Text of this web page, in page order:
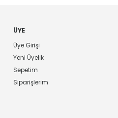
ÜYE
Üye Girişi
Yeni Üyelik
Sepetim
Siparişlerim